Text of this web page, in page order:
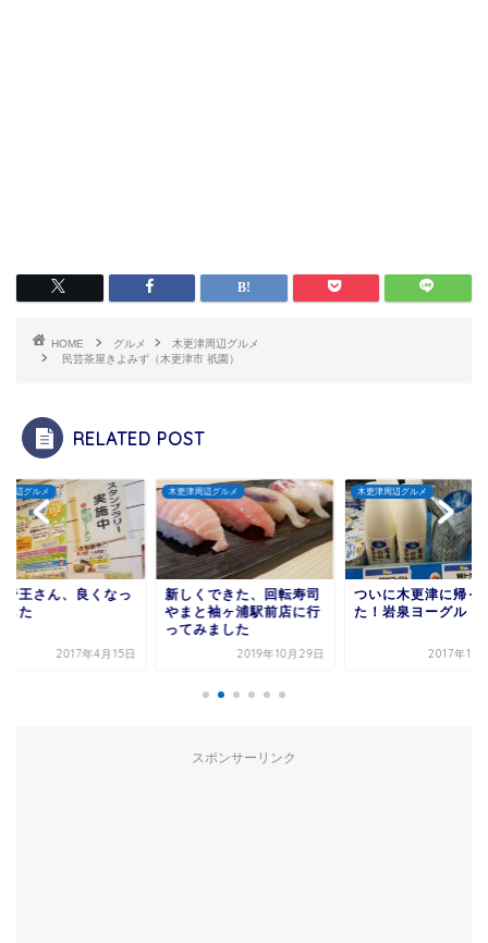
HOME グルメ
木更津周辺グルメ
民芸茶屋きよみず（木更津市 祇園）
RELATED POST
津周辺グルメ
くできた、回転寿司
と袖ヶ浦駅前店に行
2019年10月29日
木更津周辺グルメ
ついに木更津に帰ってき
た！岩泉ヨーグルト
2017年12月11日
木更津周辺グルメ
【カレーだけじゃ
揚げも！】袖ケ浦
2022年4
スポンサーリンク